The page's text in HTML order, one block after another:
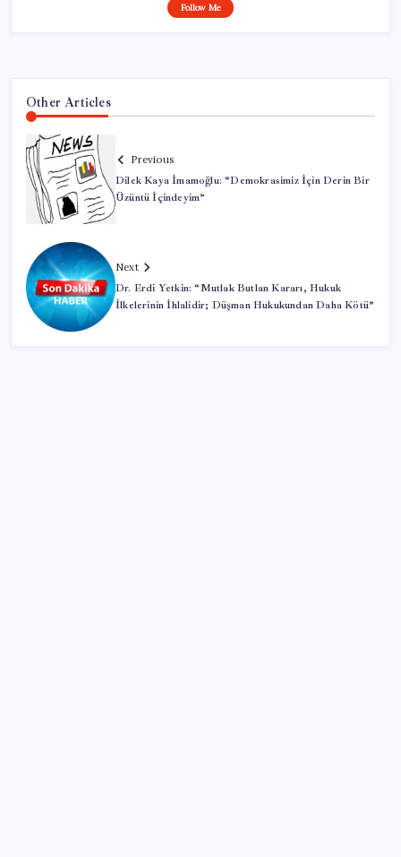
Follow Me
Other Articles
Previous
Dilek Kaya İmamoğlu: “Demokrasimiz İçin Derin Bir
Üzüntü İçindeyim”
Next
Dr. Erdi Yetkin: “Mutlak Butlan Kararı, Hukuk
İlkelerinin İhlalidir; Düşman Hukukundan Daha Kötü”